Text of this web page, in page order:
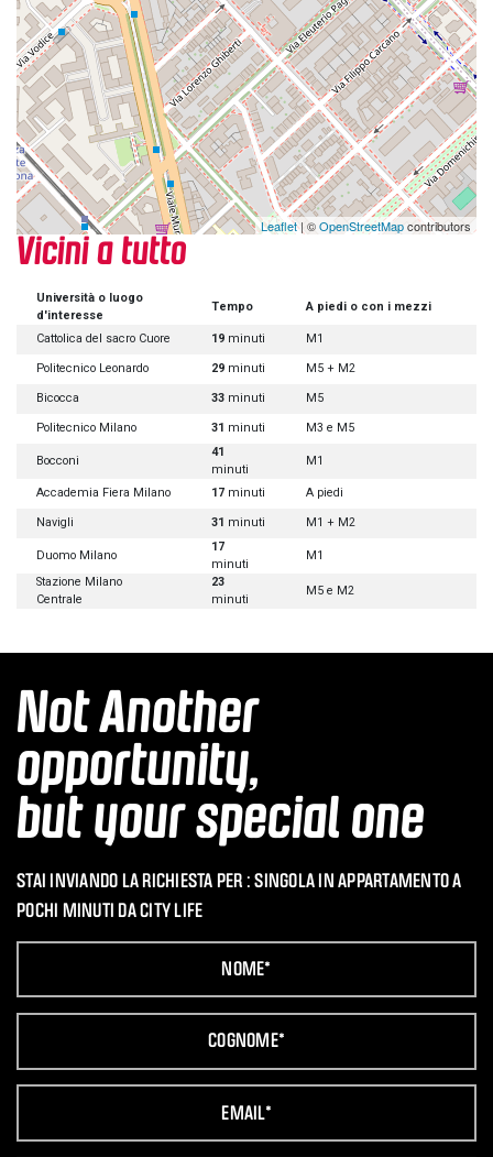
Leaflet| ©OpenStreetMapcontributors
Vicini a tutto
Università o luogo
d'interesse
Tempo A piedi o con i mezzi
Cattolica del sacro Cuore 19 minuti M1
Politecnico Leonardo 29 minuti M5 + M2
Bicocca 33 minuti M5
Politecnico Milano 31 minuti M3 e M5
Bocconi
41
minuti
M1
Accademia Fiera Milano 17 minuti A piedi
Navigli 31 minuti M1 + M2
Duomo Milano
17
minuti
M1
Stazione Milano
Centrale
23
minuti
M5 e M2
Not Another
opportunity,
but your special one
STAI INVIANDO LA RICHIESTA PER :SINGOLA IN APPARTAMENTO A
POCHI MINUTI DA CITY LIFE